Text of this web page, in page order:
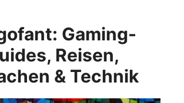
Gaming-
Reisen,
& Technik